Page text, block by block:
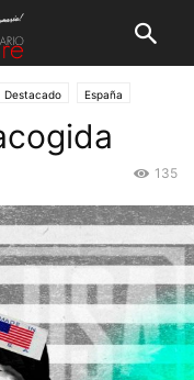
Destacado España
135